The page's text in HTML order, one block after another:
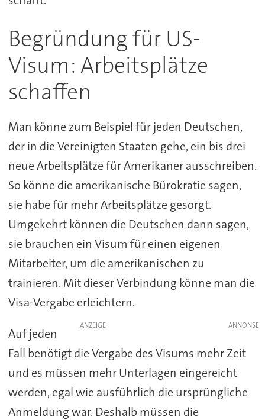
Begründung für US-
Visum: Arbeitsplätze
schaffen
Man könne zum Beispiel für jeden Deutschen,
der in die Vereinigten Staaten gehe, ein bis drei
neue Arbeitsplätze für Amerikaner ausschreiben.
So könne die amerikanische Bürokratie sagen,
sie habe für mehr Arbeitsplätze gesorgt.
Umgekehrt können die Deutschen dann sagen,
sie brauchen ein Visum für einen eigenen
Mitarbeiter, um die amerikanischen zu
trainieren. Mit dieser Verbindung könne man die
Visa-Vergabe erleichtern.
ANZEIGE
Auf jeden
Fall benötigt die Vergabe des Visums mehr Zeit
und es müssen mehr Unterlagen eingereicht
werden, egal wie ausführlich die ursprüngliche
Anmeldung war. Deshalb müssen die